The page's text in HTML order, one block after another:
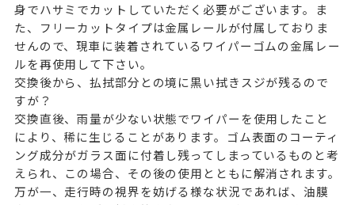
身でハサミでカットしていただく必要がございます。ま
た、フリーカットタイプは金属レールが付属しておりま
せんので、現車に装着されているワイパーゴムの金属レー
ルを再使用して下さい。
交換後から、払拭部分との境に黒い拭きスジが残るので
すが？
交換直後、雨量が少ない状態でワイパーを使用したこと
により、稀に生じることがあります。ゴム表面のコーティ
ング成分がガラス面に付着し残ってしまっているものと考
えられ、この場合、その後の使用とともに解消されます。
万が一、走行時の視界を妨げる様な状況であれば、油膜